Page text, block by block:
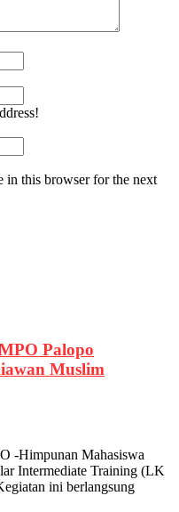
in this browser for the next
Palopo
Muslim
-Himpunan Mahasiswa
Intermediate Training (LK
ini berlangsung